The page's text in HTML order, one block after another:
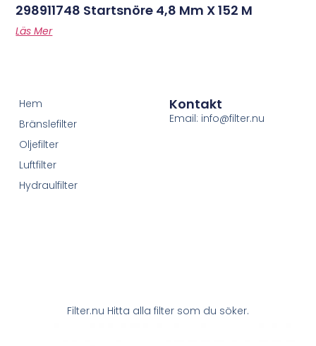
298911748 Startsnöre 4,8 Mm X 152 M
Läs Mer
Filter.nu Hitta alla filter som du söker.
Hem
Bränslefilter
Oljefilter
Luftfilter
Hydraulfilter
Kontakt
Email: info@filter.nu